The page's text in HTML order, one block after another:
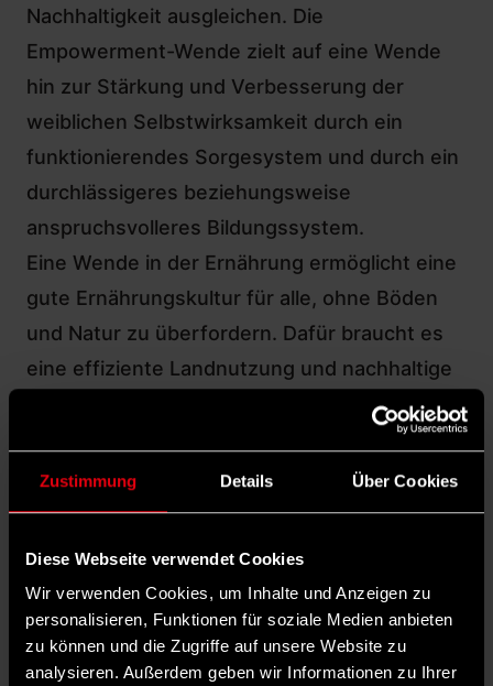
Zustimmung Details Über Cookies
Diese Webseite verwendet Cookies
Wir verwenden Cookies, um Inhalte und Anzeigen zu
personalisieren, Funktionen für soziale Medien anbieten
zu können und die Zugriffe auf unsere Website zu
analysieren. Außerdem geben wir Informationen zu Ihrer
Nachhaltigkeit ausgleichen. Die
Empowerment-Wende zielt auf eine Wende
hin zur Stärkung und Verbesserung der
weiblichen Selbstwirksamkeit durch ein
funktionierendes Sorgesystem und durch ein
durchlässigeres beziehungsweise
anspruchsvolleres Bildungssystem.
Eine Wende in der Ernährung ermöglicht eine
gute Ernährungskultur für alle, ohne Böden
und Natur zu überfordern. Dafür braucht es
eine effiziente Landnutzung und nachhaltige
Anbausysteme. Die Energiewende zeichnet
sich neben dem naturverträglichen Ausbau
von erneuerbaren Energien durch
Effizienzmaßnahmen und eine Reduzierung
Ressourcenverbrauch politisch gefördert
werden und der Ausbau der Erneuerbaren